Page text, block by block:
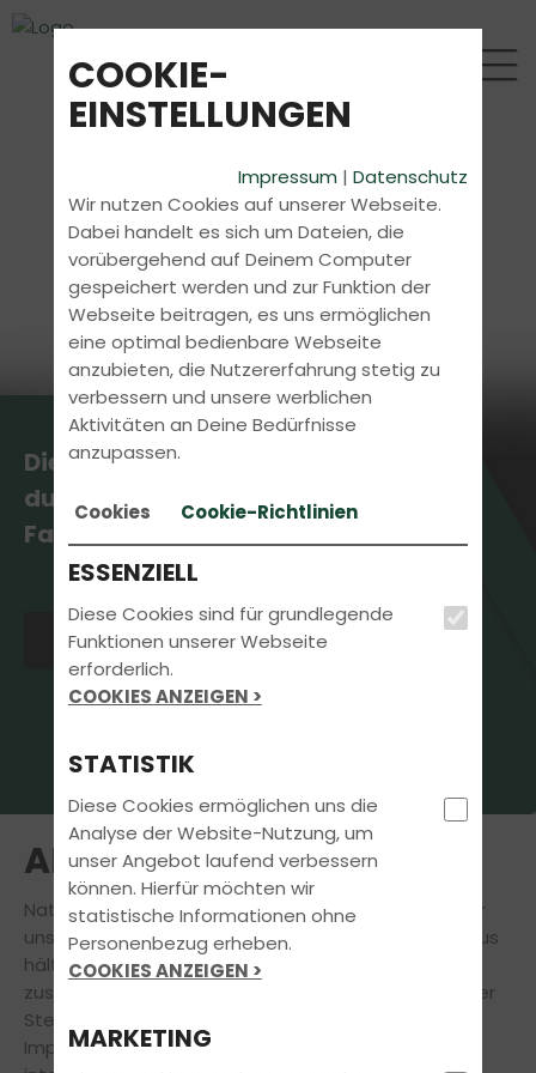
Die aktuellsten News erhältst
du direkt bei uns in der
Fahrschule.
Jetzt Kontakt aufnehmen
AKTUELLES
Natürlich stehtDeineFührerscheinausbildung
für
uns immer an erster Stelle. Doch auch darüber hinaus
hält unsere Fahrschule für Dich eine Vielzahl
zusätzlicher
An dieser
Stelle findest Du aktuelle Informationen und
Impressionen zu Veranstaltungen, News und
COOKIE-
EINSTELLUNGEN
Impressum |Datenschutz
Wir nutzen Cookies auf unserer Webseite.
Dabei handelt es sich um Dateien, die
vorübergehend auf Deinem Computer
gespeichert werden und zur Funktion der
Webseite beitragen, es uns ermöglichen
eine optimal bedienbare Webseite
anzubieten, die Nutzererfahrung stetig zu
verbessern und unsere werblichen
Aktivitäten an Deine Bedürfnisse
anzupassen.
Cookies Cookie-Richtlinien
ESSENZIELL
Diese Cookies sind für grundlegende
Funktionen unserer Webseite
erforderlich.
COOKIES ANZEIGEN >
STATISTIK
Diese Cookies ermöglichen uns die
Analyse der Website-Nutzung, um
unser Angebot laufend verbessern
können. Hierfür möchten wir
statistische Informationen ohne
Personenbezug erheben.
COOKIES ANZEIGEN >
MARKETING